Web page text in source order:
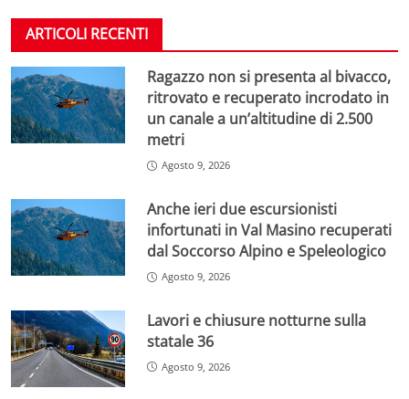
ARTICOLI RECENTI
Ragazzo non si presenta al bivacco,
ritrovato e recuperato incrodato in
un canale a un’altitudine di 2.500
metri
Agosto 9, 2026
Anche ieri due escursionisti
infortunati in Val Masino recuperati
dal Soccorso Alpino e Speleologico
Agosto 9, 2026
Lavori e chiusure notturne sulla
statale 36
Agosto 9, 2026